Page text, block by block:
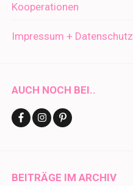
Kooperationen
Impressum + Datenschutz
AUCH NOCH BEI..
BEITRÄGE IM ARCHIV